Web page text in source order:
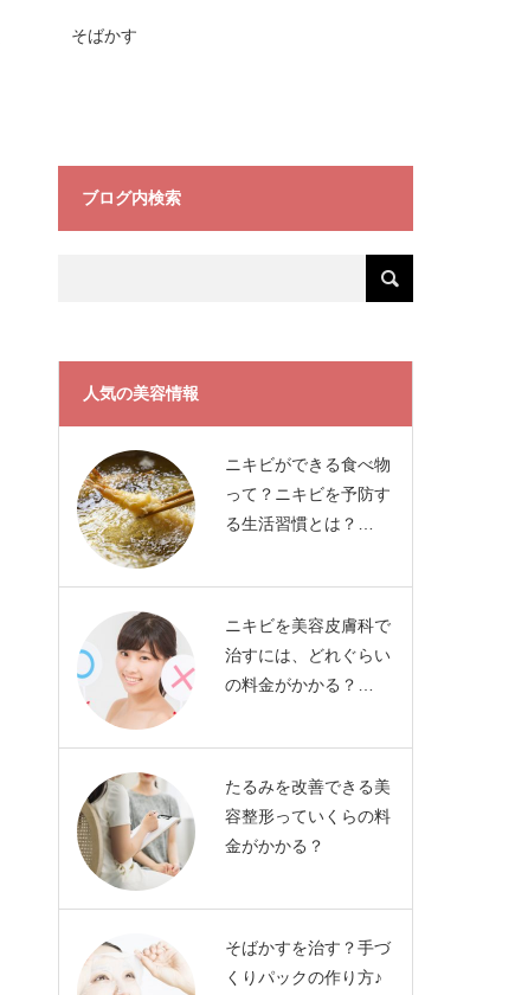
そばかす
ブログ内検索
人気の美容情報
ニキビができる食べ物
って？ニキビを予防す
る生活習慣とは？…
ニキビを美容皮膚科で
治すには、どれぐらい
の料金がかかる？…
たるみを改善できる美
容整形っていくらの料
金がかかる？
そばかすを治す？手づ
くりパックの作り方♪